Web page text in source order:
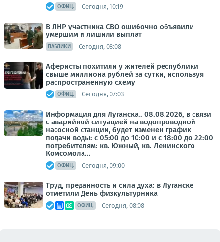
ОФИЦ. Сегодня, 10:19
В ЛНР участника СВО ошибочно объявили
умершим и лишили выплат
ПАБЛИКИ Сегодня, 08:08
Аферисты похитили у жителей республики
свыше миллиона рублей за сутки, используя
распространенную схему
ОФИЦ. Сегодня, 07:03
Информация для Луганска.. 08.08.2026, в связи
с аварийной ситуацией на водопроводной
насосной станции, будет изменен график
подачи воды: с 05:00 до 10:00 и с 18:00 до 22:00
потребителям: кв. Южный, кв. Ленинского
Комсомола...
ОФИЦ. Сегодня, 09:00
Труд, преданность и сила духа: в Луганске
отметили День физкультурника
ОФИЦ. Сегодня, 08:08